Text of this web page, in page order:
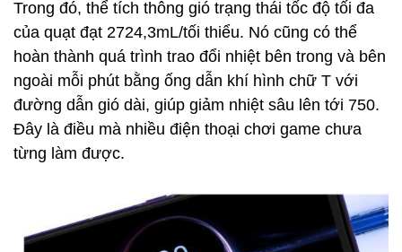
Trong đó, thể tích thông gió trạng thái tốc độ tối đa
của quạt đạt 2724,3mL/tối thiểu. Nó cũng có thể
hoàn thành quá trình trao đổi nhiệt bên trong và bên
ngoài mỗi phút bằng ống dẫn khí hình chữ T với
đường dẫn gió dài, giúp giảm nhiệt sâu lên tới 750.
Đây là điều mà nhiều điện thoại chơi game chưa
từng làm được.